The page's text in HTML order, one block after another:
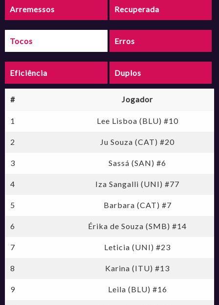
Arremessos Recuperada
Tocos Erros
Eficiência Duplos
# Jogador
1 Lee Lisboa (BLU) #10
2 Ju Souza (CAT) #20
3 Sassá (SAN) #6
4 Iza Sangalli (UNI) #77
5 Barbara (CAT) #7
6 Érika de Souza (SMB) #14
7 Leticia (UNI) #23
8 Karina (ITU) #13
9 Leila (BLU) #16